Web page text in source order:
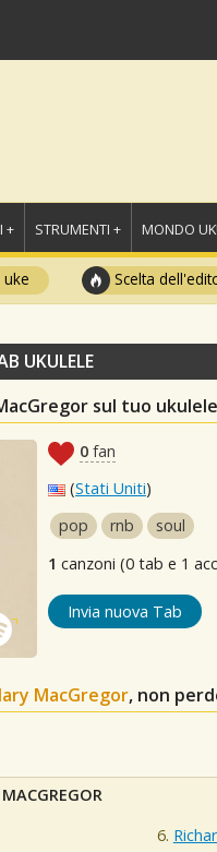
+ STRUMENTI + MONDO
Scelta
UKULELE
sul tuo ukulele
0 fan
(Stati Uniti)
pop
rnb
soul
1 canzoni (0 tab e 1
Invia nuova Tab
MacGregor, non